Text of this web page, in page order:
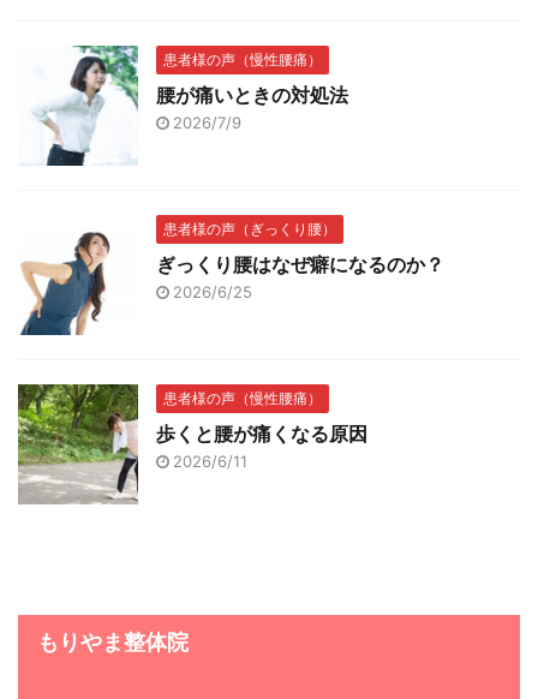
患者様の声（慢性腰痛）
腰が痛いときの対処法
2026/7/9
患者様の声（ぎっくり腰）
ぎっくり腰はなぜ癖になるのか？
2026/6/25
患者様の声（慢性腰痛）
歩くと腰が痛くなる原因
2026/6/11
もりやま整体院